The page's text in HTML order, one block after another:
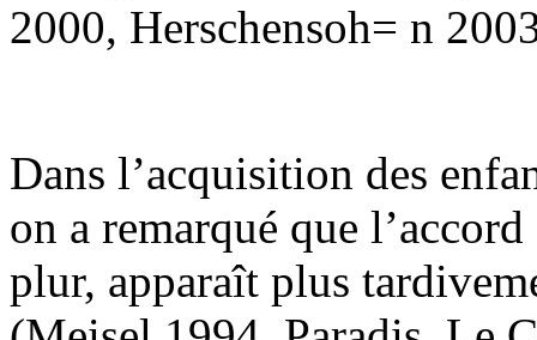
2000, Herschensoh= n
Dans l’acquisition des
on a remarqué que
plur, apparaît plus